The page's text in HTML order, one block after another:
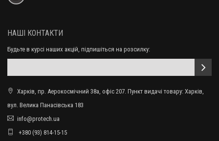
НАШІ КОНТАКТИ
Будьте в курсі наших акцій, підпишіться на розсилку:
Харків, пр. Аерокосмічний 38а, офіс 207. Пункт видачі товару: Харків,
вул. Велика Панасівська 183
info@protech.ua
+380 (93) 814-15-15